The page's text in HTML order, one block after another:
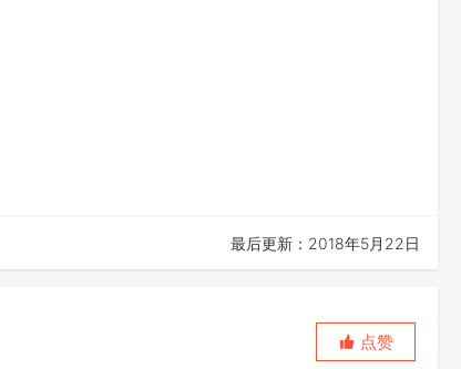
最后更新：2018年5月22日
点赞